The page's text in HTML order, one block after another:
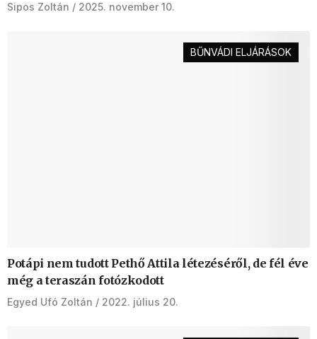
Sipos Zoltán 2025. november 10.
BŰNVÁDI ELJÁRÁSOK
Potápi nem tudott Pethő Attila létezéséről, de fél éve
még a teraszán fotózkodott
Egyed Ufó Zoltán 2022. július 20.